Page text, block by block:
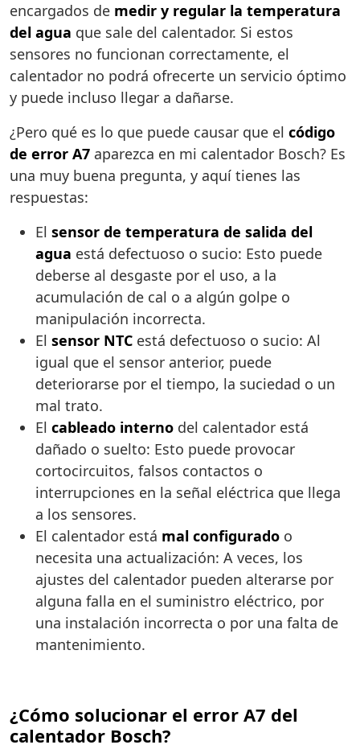
encargados de medir y regular la temperatura
del agua que sale del calentador. Si estos
sensores no funcionan correctamente, el
calentador no podrá ofrecerte un servicio óptimo
y puede incluso llegar a dañarse.
¿Pero qué es lo que puede causar que el código
de error A7 aparezca en mi calentador Bosch? Es
una muy buena pregunta, y aquí tienes las
respuestas:
El sensor de temperatura de salida del
agua está defectuoso o sucio: Esto puede
deberse al desgaste por el uso, a la
acumulación de cal o a algún golpe o
manipulación incorrecta.
El sensor NTC está defectuoso o sucio: Al
igual que el sensor anterior, puede
deteriorarse por el tiempo, la suciedad o un
mal trato.
El cableado interno del calentador está
dañado o suelto: Esto puede provocar
cortocircuitos, falsos contactos o
interrupciones en la señal eléctrica que llega
a los sensores.
El calentador está mal configurado o
necesita una actualización: A veces, los
ajustes del calentador pueden alterarse por
alguna falla en el suministro eléctrico, por
una instalación incorrecta o por una falta de
mantenimiento.
¿Cómo solucionar el error A7 del
calentador Bosch?